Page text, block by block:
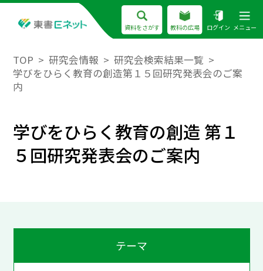
資料をさがす 教科の広場 ログイン メニュー
TOP 研究会情報
研究会検索結果一覧
学びをひらく教育の創造第１５回研究発表会のご案
内
学びをひらく教育の創造 第１
５回研究発表会のご案内
テーマ